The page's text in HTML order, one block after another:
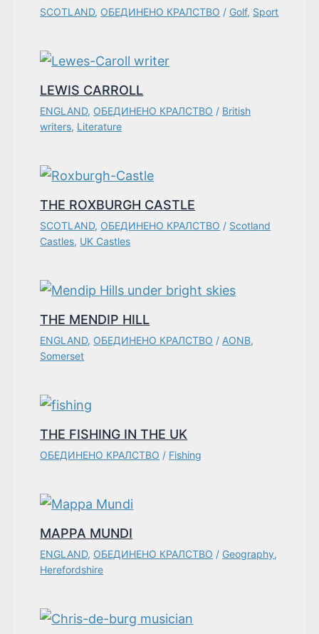
SCOTLAND, ОБЕДИНЕНО КРАЛСТВО / Golf, Sport
LEWIS CARROLL
ENGLAND, ОБЕДИНЕНО КРАЛСТВО / British
writers, Literature
THE ROXBURGH CASTLE
SCOTLAND, ОБЕДИНЕНО КРАЛСТВО / Scotland
Castles, UK Castles
THE MENDIP HILL
ENGLAND, ОБЕДИНЕНО КРАЛСТВО /AONB,
Somerset
THE FISHING IN THE UK
ОБЕДИНЕНО КРАЛСТВО / Fishing
MAPPA MUNDI
ENGLAND, ОБЕДИНЕНО КРАЛСТВО / Geography,
Herefordshire